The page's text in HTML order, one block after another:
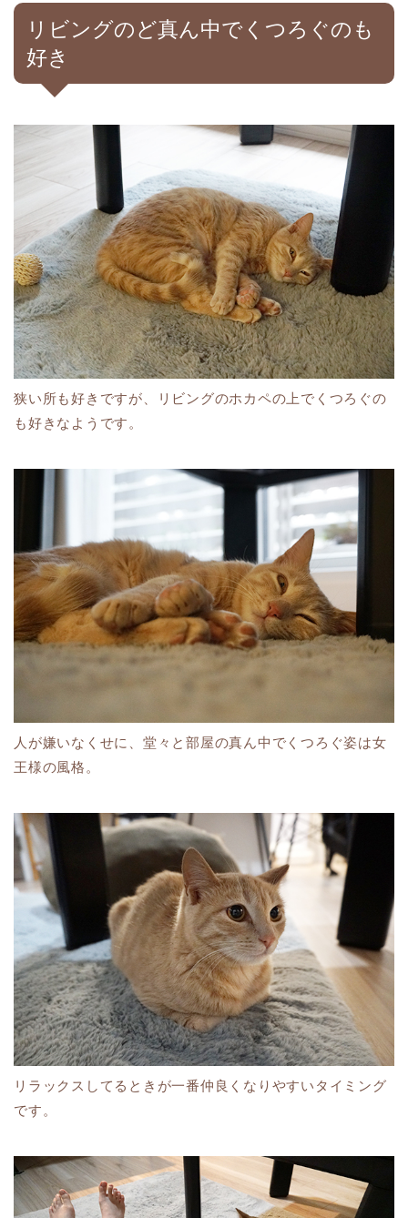
リビングのど真ん中でくつろぐのも
好き
狭い所も好きですが、リビングのホカペの上でくつろぐの
も好きなようです。
人が嫌いなくせに、堂々と部屋の真ん中でくつろぐ姿は女
王様の風格。
リラックスしてるときが一番仲良くなりやすいタイミング
です。